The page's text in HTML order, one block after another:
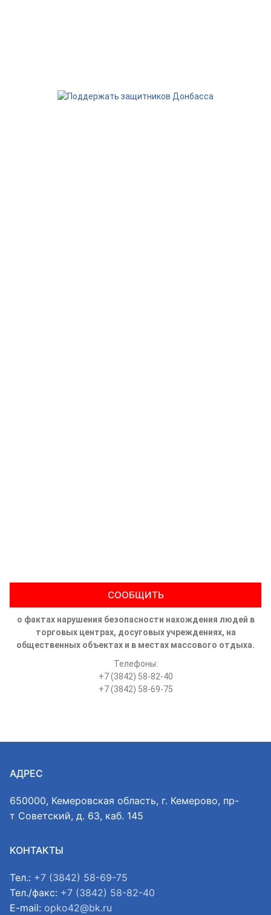
СООБЩИТЬ
о фактах нарушения безопасности нахождения людей в
торговых центрах, досуговых учреждениях, на
общественных объектах и в местах массового отдыха.
Телефоны:
+7 (3842) 58-82-40
+7 (3842) 58-69-75
АДРЕС
650000, Кемеровская область, г. Кемерово, пр-
т Советский, д. 63, каб. 145
КОНТАКТЫ
Тел.: +7 (3842) 58-69-75
Тел./факс: +7 (3842) 58-82-40
E-mail: opko42@bk.ru